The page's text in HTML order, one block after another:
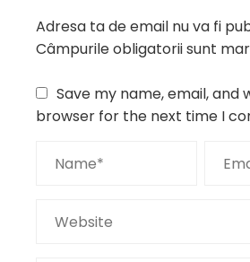
Adresa ta de email nu va fi
Câmpurile obligatorii sunt
Save my name, email, and
browser for the next time I